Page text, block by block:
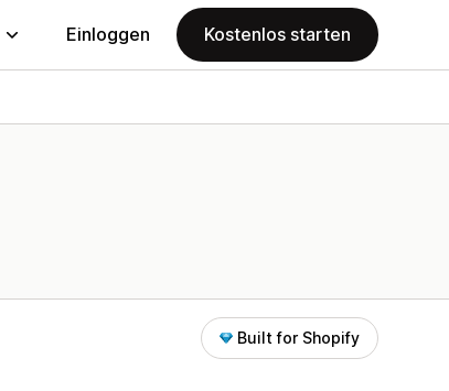
Einloggen Kostenlos starten
Built for Shopify